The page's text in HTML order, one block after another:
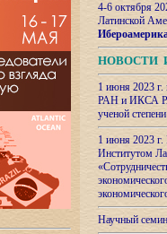
4-6 октября
Латинской
НОВОСТИ
1 июня 2023
РАН и ИКСА
ученой
1 июня 2023
Институтом
Научный